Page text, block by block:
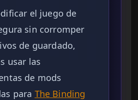
el juego de
sin corromper
de guardado,
usar las
de mods
para The Binding